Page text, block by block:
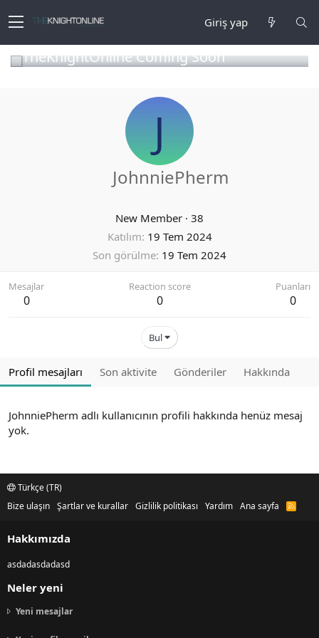
Giriş yap
TheKnightOnline Coming Soon
J
JohnniePherm
New Member · 38
Katılım 19 Tem 2024
Son görülme 19 Tem 2024
Mesajlar
0
Reaction score
0
Puanları
0
Bul
Profil mesajları Son aktivite Gönderiler Hakkında
JohnniePherm adlı kullanıcının profili hakkında henüz mesaj
yok.
Türkçe (TR)
Bize ulaşın Şartlar ve kurallar Gizlilik politikası Yardım Ana sayfa
R
Hakkımızda
asdadasdadasd
Neler yeni
Yeni mesajlar